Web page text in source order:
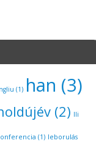
(1) han (3)
(2) Ili
(1) leborulás